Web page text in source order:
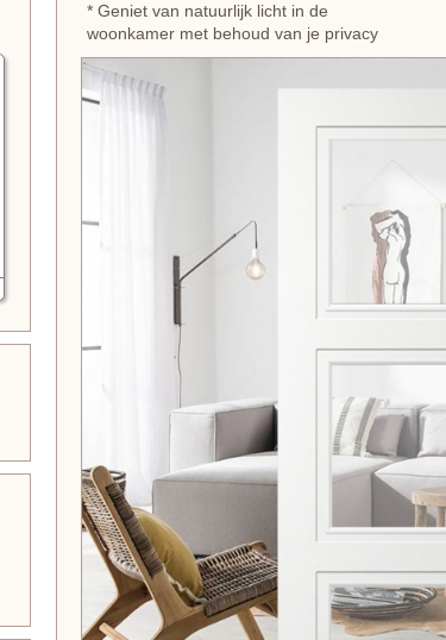
* Geniet van natuurlijk licht in de
woonkamer met behoud van je privacy